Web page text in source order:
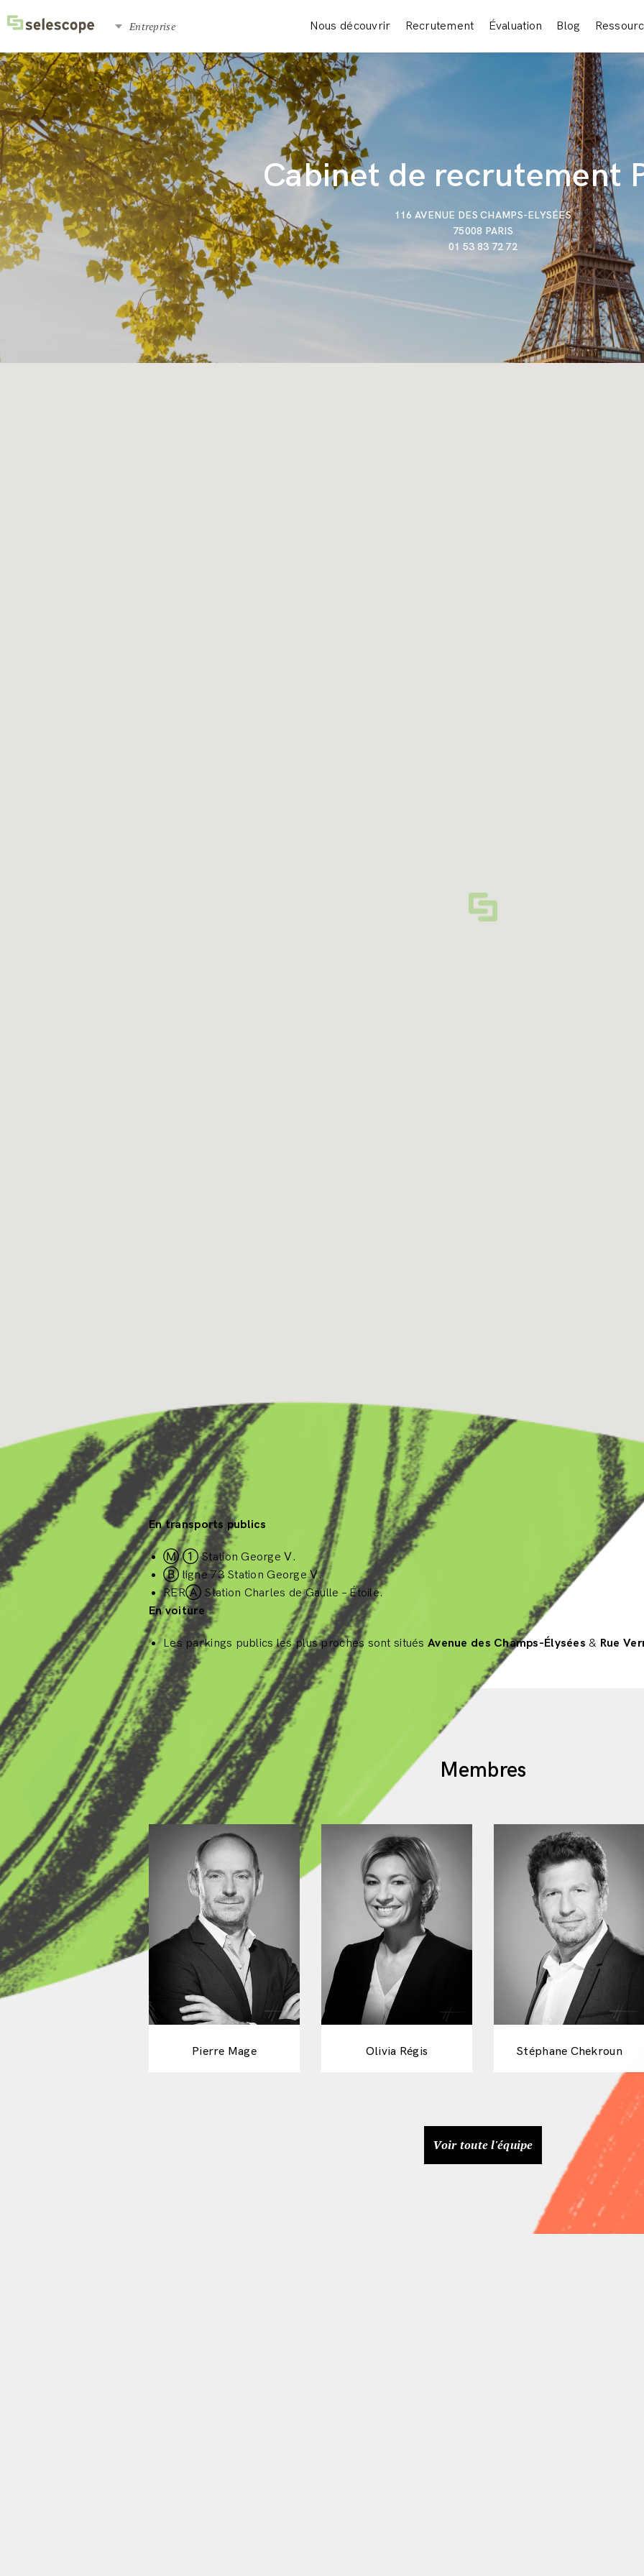
Nous découvrir Recrutement Évaluation Blog
Entreprise
Cabinet de recrutement
116 AVENUE DES CHAMPS-ELYSÉES
75008 PARIS
01 53 83 72 72
En transports publics
Ⓜ ①Station GeorgeⅤ.
Ⓑ ligne 73 Station GeorgeⅤ.
RERⒶ Station Charles de Gaulle – Étoile.
En voiture
Les parkings publics les plus proches sont situés Avenue des Champs-Élysées & Rue
Membres
Pierre Mage Olivia Régis Stéphane Chekroun
Voir toute l'équipe